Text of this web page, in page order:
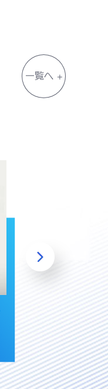
一覧へ +
2026年北京デ
幕、隆福寺で
トを満喫